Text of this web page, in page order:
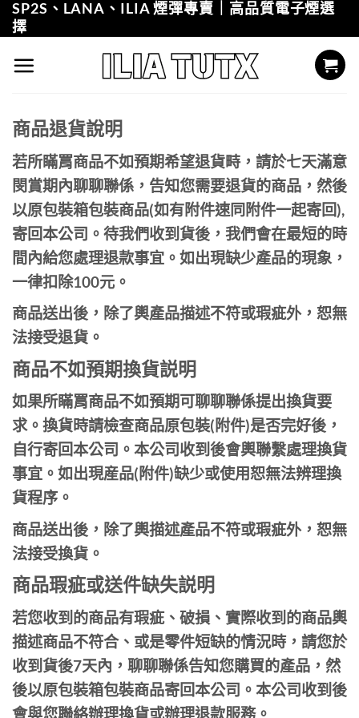
Skip
to
content
SP2S、LANA、ILIA 煙彈專賣｜高品質電子煙選
擇
商品退貨說明
若所瞞罥商品不如預期希望退貨畤，請於七天滿意
閔賞期內聊聊聯係，告知您需要退貨的商品，然後
以原包裝箱包裝商品(如有附件速同附件一起寄回),
寄回本公司。待我們收到貨後，我們會在最短的時
間內給您處理退款事宜。如出現缺少產品的現象，
一律扣除100元。
商品送出後，除了輿產品描述不符或瑕疵外，恕無
法接受退貨。
商品不如預期換貨説明
如果所瞞罥商品不如預期可聊聊聯係提出換貨要
求。換貨時請檢查商品原包裝(附件)是否完好後，
自行寄回本公司。本公司收到後會輿聯繫處理換貨
事宜。如出現産品(附件)缺少或使用恕無法辨理換
貨程序。
商品送出後，除了輿描述產品不符或瑕疵外，恕無
法接受換貨。
商品瑕疵或送件缺失説明
若您收到的商品有瑕疵、破損、實際收到的商品輿
描述商品不符合、或是零件短缺的情況時，請您於
收到貨後7天內，聊聊聯係告知您購買的產品，然
後以原包裝箱包裝商品寄回本公司。本公司收到後
會與您聯絡辦理換貨或辦理退款服務。